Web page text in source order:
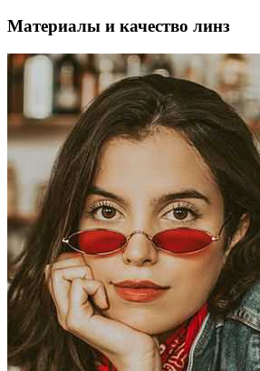
Материалы и качество линз